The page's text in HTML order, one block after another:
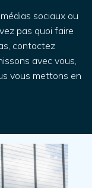
sociaux ou
pas quoi faire
contactez
avec vous,
vous mettons en